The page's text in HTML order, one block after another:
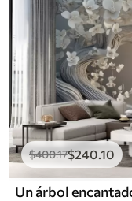
$400.17$240 .10